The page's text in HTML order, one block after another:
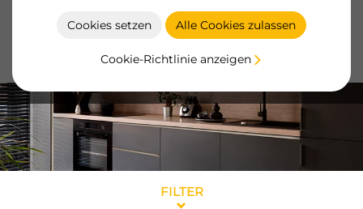
Cookies setzen Alle Cookies zulassen
Cookie-Richtlinie anzeigen
Die Gola-Profile von Emuca eliminieren die Notwendigkeit
Lösung aus hochwertigem Aluminium für die Küche.
FILTER